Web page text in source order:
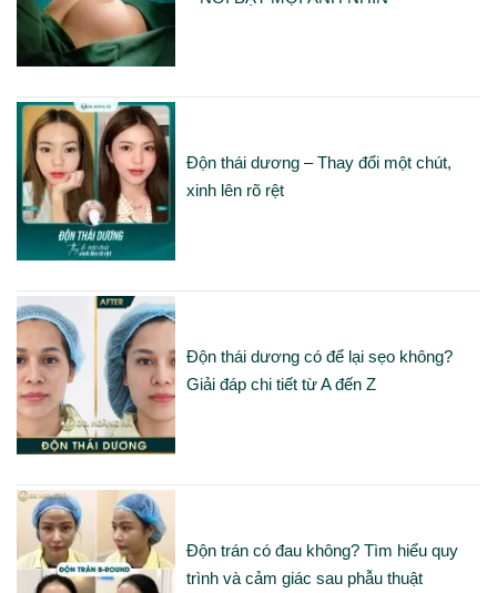
Độn thái dương – Thay đổi một chút,
xinh lên rõ rệt
Độn thái dương có để lại sẹo không?
Giải đáp chi tiết từ A đến Z
Độn trán có đau không? Tìm hiểu quy
trình và cảm giác sau phẫu thuật